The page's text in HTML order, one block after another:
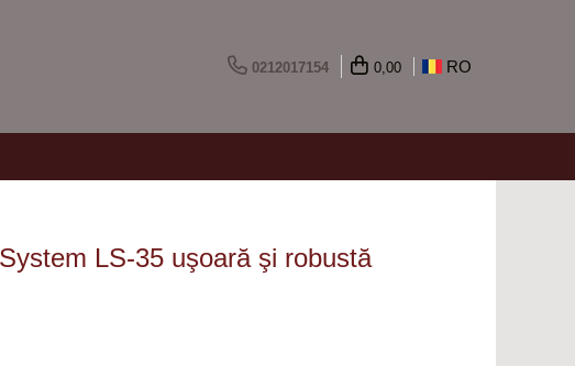
0212017154 0,00 RO
LS-35 uşoară şi robustă